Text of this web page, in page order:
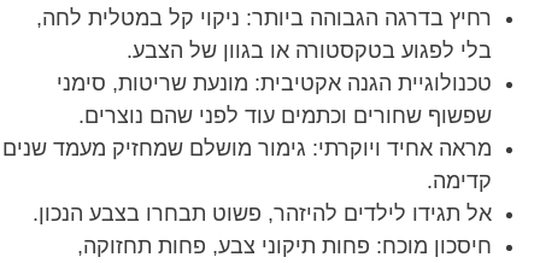
רחיץ בדרגה הגבוהה ביותר: ניקוי קל במטלית לחה,
בלי לפגוע בטקסטורה או בגוון של הצבע.
טכנולוגיית הגנה אקטיבית: מונעת שריטות, סימני
שפשוף שחורים וכתמים עוד לפני שהם נוצרים.
מראה אחיד ויוקרתי: גימור מושלם שמחזיק מעמד שנים
קדימה.
אל תגידו לילדים להיזהר, פשוט תבחרו בצבע הנכון.
חיסכון מוכח: פחות תיקוני צבע, פחות תחזוקה,